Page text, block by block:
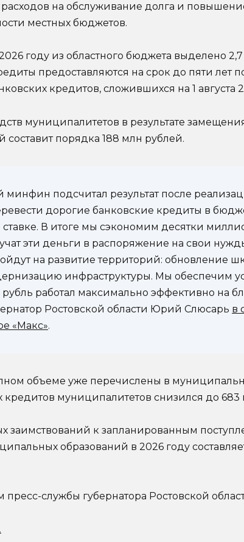
на обслуживание долга и
местных бюджетов.
году из областного бюджета выделено
предоставляются на срок до пяти лет
кредитов, сложившихся на 1 августа
муниципалитетов в результате
составит порядка 188 млн рублей.
минфин подсчитал результат после
дорогие банковские кредиты в
ставке. В итоге мы сэкономим десятки
эти деньги в распоряжение на свои
на развитие территорий: обновление
инфраструктуры. Мы обеспечим
работал максимально эффективно на
Ростовской области Юрий Слюсарь в
«Макс».
объеме уже перечислены в
кредитов муниципалитетов снизился до 683
заимствований к запланированным
образований в 2026 году
пресс-службы губернатора Ростовской